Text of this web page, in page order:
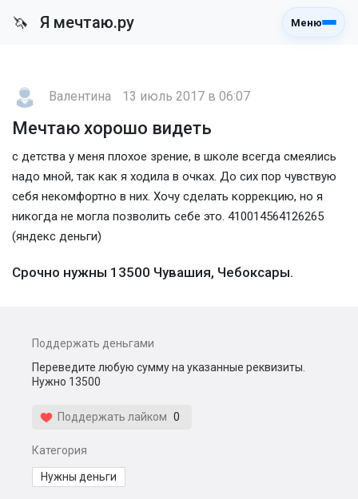
🦄 Я мечтаю.ру Меню
Валентина 13 июль 2017 в 06:07
Мечтаю хорошо видеть
с детства у меня плохое зрение, в школе всегда смеялись
надо мной, так как я ходила в очках. До сих пор чувствую
себя некомфортно в них. Хочу сделать коррекцию, но я
никогда не могла позволить себе это. 410014564126265
(яндекс деньги)
Срочно нужны 13500 Чувашия, Чебоксары.
Поддержать деньгами
Переведите любую сумму на указанные реквизиты.
Нужно 13500
Поддержать лайком 0
Категория
Нужны деньги